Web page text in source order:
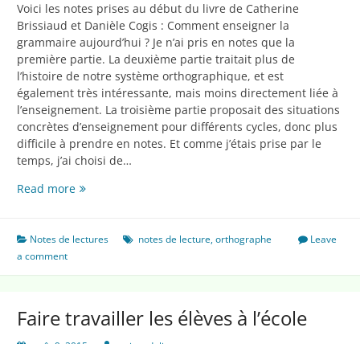
Voici les notes prises au début du livre de Catherine
Brissiaud et Danièle Cogis : Comment enseigner la
grammaire aujourd’hui ? Je n’ai pris en notes que la
première partie. La deuxième partie traitait plus de
l’histoire de notre système orthographique, et est
également très intéressante, mais moins directement liée à
l’enseignement. La troisième partie proposait des situations
concrètes d’enseignement pour différents cycles, donc plus
difficile à prendre en notes. Et comme j’étais prise par le
temps, j’ai choisi de…
Read moreComment
aujourd’hui
Notes de lectures notes de lecture,orthographe
Leave
a comment
Faire travailler les élèves à l’école